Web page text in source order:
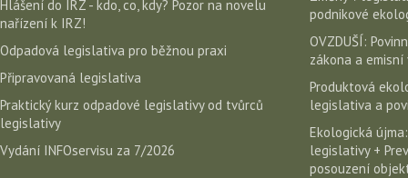
Hlášení do IRZ - kdo, co, kdy? Pozor na novelu
nařízení k IRZ!
Odpadová legislativa pro běžnou praxi
Připravovaná legislativa
Praktický kurz odpadové legislativy od tvůrců
legislativy
Vydání INFOservisu za 7/2026
podnikové
OVZDUŠÍ:
zákona a emisní
Produktová
legislativa a
Ekologická
legislativy +
posouzení